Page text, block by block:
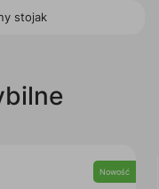
stojak
Nowość